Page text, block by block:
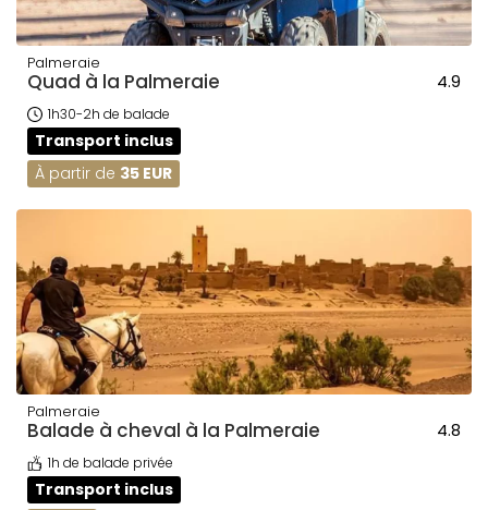
Palmeraie
Quad à la Palmeraie 4.9
1h30-2h de balade
Transport inclus
À partir de 35 EUR
Palmeraie
Balade à cheval à la Palmeraie 4.8
1h de balade privée
Transport inclus